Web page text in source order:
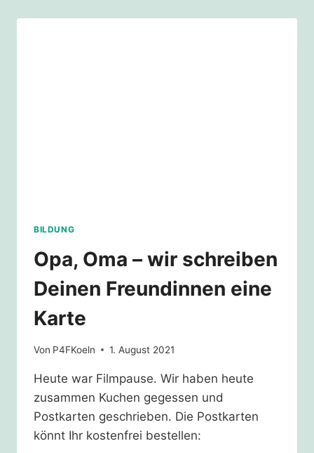
1
BILDUNG
Opa, Oma – wir schreiben
Deinen Freundinnen eine
Karte
Von P4FKoeln 1. August 2021
Heute war Filmpause. Wir haben heute
zusammen Kuchen gegessen und
Postkarten geschrieben. Die Postkarten
könnt Ihr kostenfrei bestellen: